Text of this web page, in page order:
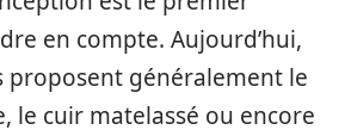
en compte. Aujourd’hui,
proposent généralement le
le cuir matelassé ou encore